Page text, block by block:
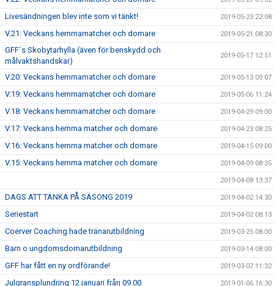
Livesändningen blev inte som vi tänkt! 2019-05-23 22:08
V.21: Veckans hemmamatcher och domare 2019-05-21 08:30
GFF´s Skobytarhylla (även för benskydd och
målvaktshandskar)
2019-05-17 12:51
V.20: Veckans hemmamatcher och domare 2019-05-13 09:07
V.19: Veckans hemmamatcher och domare 2019-05-06 11:24
V.18: Veckans hemmamatcher och domare 2019-04-29 09:00
V.17: Veckans hemma matcher och domare 2019-04-23 08:25
V.16: Veckans hemma matcher och domare 2019-04-15 09:00
V.15: Veckans hemma matcher och domare 2019-04-09 08:35
2019-04-08 13:37
DAGS ATT TÄNKA PÅ SÄSONG 2019 2019-04-02 14:30
Seriestart 2019-04-02 08:13
Coerver Coaching hade tränarutbildning 2019-03-25 08:00
Barn o ungdomsdomarutbildning 2019-03-14 08:00
GFF har fått en ny ordförande! 2019-03-07 11:32
Julgransplundring 12 januari från 09.00 2019-01-06 16:30